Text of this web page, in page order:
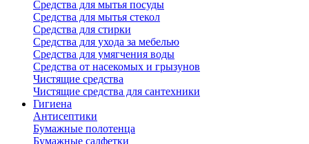
Средства для мытья посуды
Средства для мытья стекол
Средства для стирки
Средства для ухода за мебелью
Средства для умягчения воды
Средства от насекомых и грызунов
Чистящие средства
Чистящие средства для сантехники
Гигиена
Антисептики
Бумажные полотенца
Бумажные салфетки